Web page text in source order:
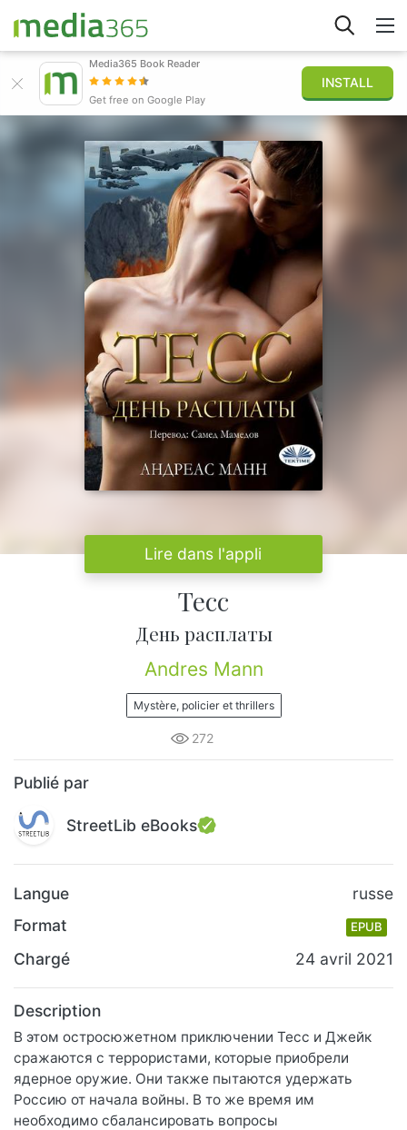
Connexion
Publier
Media365 Book Reader
Get free on Google Play
INSTALL
Lire dans l'appli
Тесс
День расплаты
Andres Mann
Mystère, policier et thrillers
272
Publié par
StreetLib eBooks
Langue
russe
Format
EPUB
Chargé 24 avril 2021
Description
В этом остросюжетном приключении Тесс и Джейк
сражаются с террористами, которые приобрели
ядерное оружие. Они также пытаются удержать
Россию от начала войны. В то же время им
необходимо сбалансировать вопросы